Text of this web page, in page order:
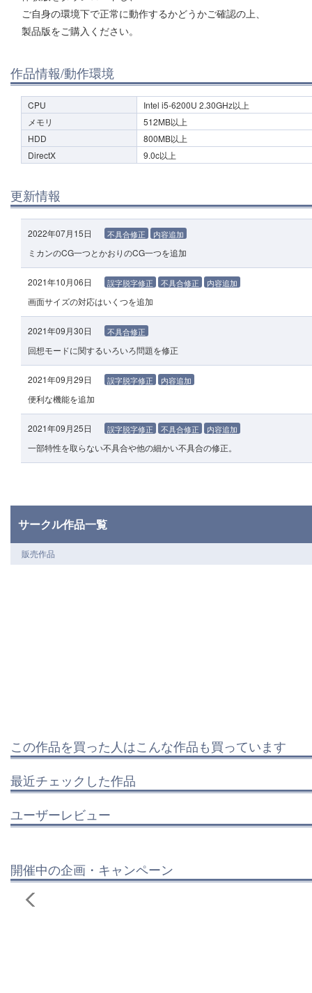
ご自身の環境下で正常に動作するかどうかご確認の上、
製品版をご購入ください。
作品情報/動作環境
CPU
Intel i5-6200U 2.30GHz以上
メモリ
512MB以上
HDD
800MB以上
DirectX
9.0c以上
更新情報
2022年07月15日 不具合修正 内容追加
ミカンのCG一つとかおりのCG一つを追加
2021年10月06日 誤字脱字修正 不具合修正 内容追加
画面サイズの対応はいくつを追加
2021年09月30日 不具合修正
回想モードに関するいろいろ問題を修正
2021年09月29日 誤字脱字修正 内容追加
便利な機能を追加
2021年09月25日 誤字脱字修正 不具合修正 内容追加
一部特性を取らない不具合や他の細かい不具合の修正。
サークル作品一覧
販売作品
この作品を買った人はこんな作品も買っています
最近チェックした作品
ユーザーレビュー
開催中の企画・キャンペーン